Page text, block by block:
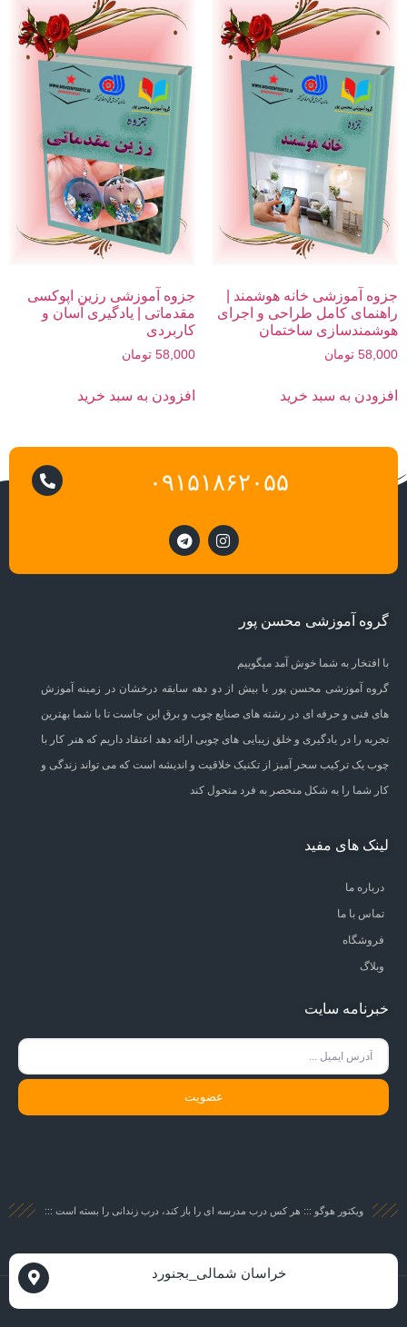
جزوه آموزشی خانه هوشمند |
راهنمای کامل طراحی و اجرای
هوشمندسازی ساختمان
58,000 تومان
افزودن به سبد خرید
جزوه آموزشی رزین اپوکسی
مقدماتی | یادگیری آسان و
کاربردی
58,000 تومان
افزودن به سبد خرید
۰۹۱۵۱۸۶۲۰۵۵
گروه آموزشی محسن پور
با افتخار به شما خوش آمد میگوییم
گروه آموزشی محسن پور با بیش از دو دهه سابقه درخشان در زمینه آموزش
های فنی و حرفه ای در رشته های صنایع چوب و برق این جاست تا با شما بهترین
تجربه را در یادگیری و خلق زیبایی های چوبی ارائه دهد اعتقاد داریم که هنر کار با
چوب یک ترکیب سحر آمیز از تکنیک خلاقیت و اندیشه است که می تواند زندگی و
کار شما را به شکل منحصر به فرد متحول کند
لینک های مفید
درباره ما
تماس با ما
فروشگاه
وبلاگ
خبرنامه سایت
عضویت
ویکتور هوگو ::: هر کس درب مدرسه ای را باز کند، درب زندانی را بسته است :::
خراسان شمالی_بجنورد